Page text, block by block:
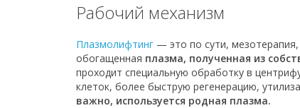
Рабочий механизм
Плазмолифтинг — это по сути, мезотерапия,
обогащенная плазма, полученная из
проходит специальную обработку в
клеток, более быструю регенерацию,
важно, используется родная плазма.